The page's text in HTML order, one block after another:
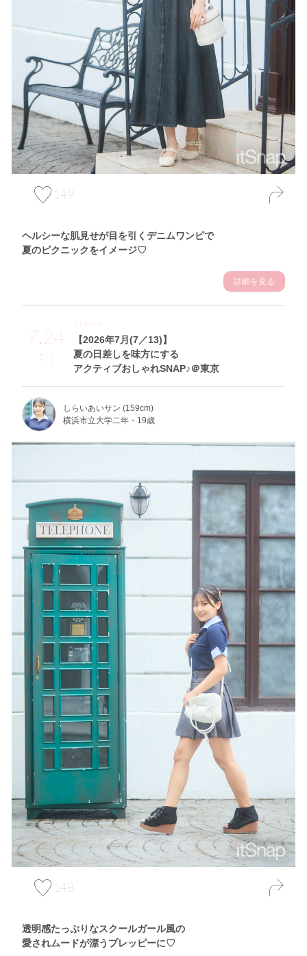
149
ヘルシーな肌見せが目を引くデニムワンピで
夏のピクニックをイメージ♡
詳細を見る
7.24
Fri
【2026年7月(7／13)】
夏の日差しを味方にする
アクティブおしゃれSNAP♪＠東京
Theme
しらいあいサン (159cm)
横浜市立大学二年・19歳
148
透明感たっぷりなスクールガール風の
愛されムードが漂うプレッピーに♡